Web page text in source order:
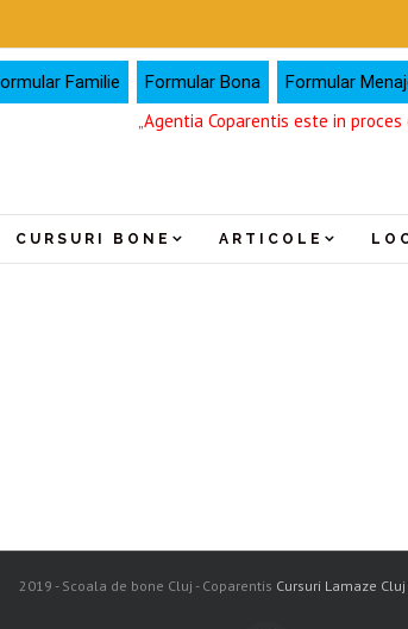
Familie Formular Bona Formular
„Agentia Coparentis este in
CURSURI BONE ARTICOLE
2019 - Scoala de bone Cluj - Coparentis Cursuri Lamaze Cluj